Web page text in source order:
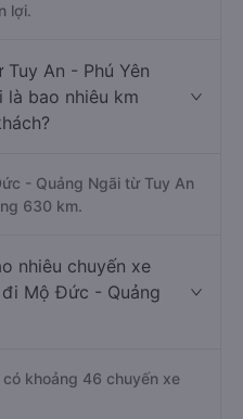
lợi.
An - Phú Yên
bao nhiêu km
- Quảng Ngãi từ Tuy An
630 km.
nhiêu chuyến xe
đi Mộ Đức - Quảng
khoảng 46 chuyến xe